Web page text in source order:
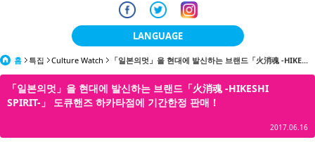
LANGUAGE
日本語
한국어
홈 특집 Culture Watch 「일본의멋」을 현대에 발신하는 브랜드「火消魂 -HIKE...
「일본의멋」을 현대에 발신하는 브랜드「火消魂 -HIKESHI
SPIRIT-」 도큐핸즈 하카타점에 기간한정 판매！
2017.06.16